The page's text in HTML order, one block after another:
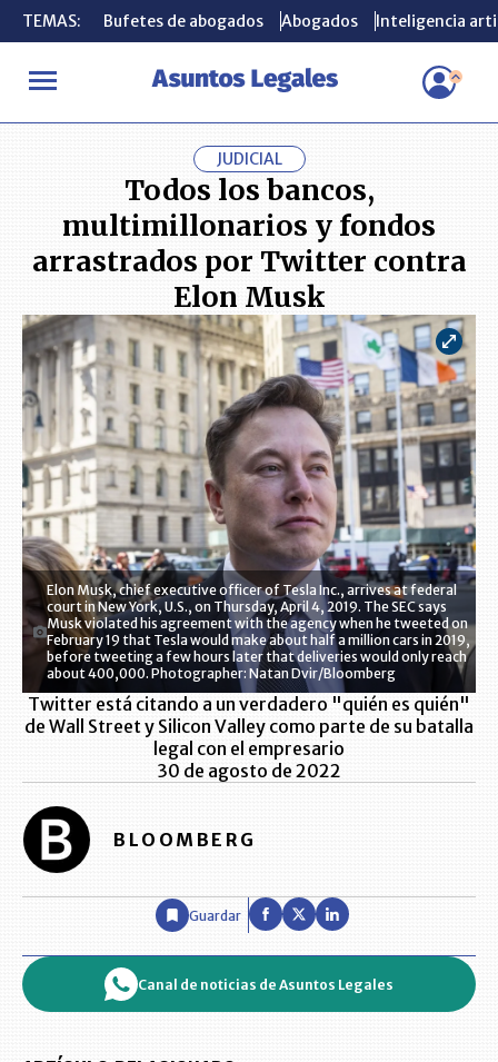
TEMAS: Bufetes de abogados Abogados Inteligencia
INICIO ACTUALIDAD Todos los bancos, multimillonarios y
TEMAS: Bufetes de abogados Abogados Inteligencia
JUDICIAL
Todos los bancos,
multimillonarios y fondos
arrastrados por Twitter contra
Elon Musk
Elon Musk, chief executive officer of Tesla Inc., arrives at federal
court in New York, U.S., on Thursday, April 4, 2019. The SEC says
Musk violated his agreement with the agency when he tweeted on
February 19 that Tesla would make about half a million cars in 2019,
before tweeting a few hours later that deliveries would only reach
about 400,000. Photographer: Natan Dvir/Bloomberg
Twitter está citando a un verdadero "quién es quién"
de Wall Street y Silicon Valley como parte de su batalla
legal con el empresario
30 de agosto de 2022
BLOOMBERG
Guardar
Canal de noticias de Asuntos Legales